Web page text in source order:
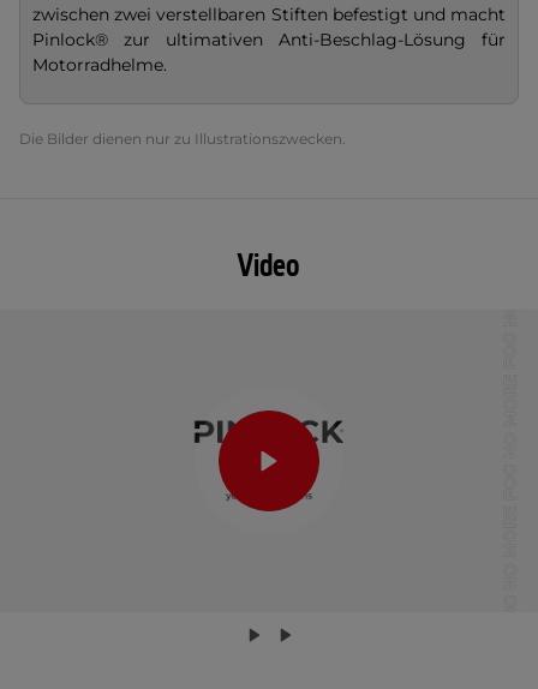
zwischen zwei verstellbaren Stiften befestigt und macht
Pinlock® zur ultimativen Anti-Beschlag-Lösung für
Motorradhelme.
Die Bilder dienen nur zu Illustrationszwecken.
Video